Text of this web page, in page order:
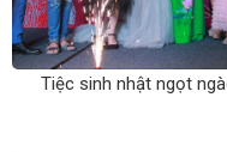
Tiệc sinh nhật ngọt